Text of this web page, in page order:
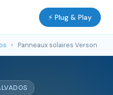
⚡ Plug & Play
› Panneaux solaires Verson